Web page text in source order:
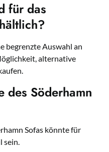
für das
begrenzte Auswahl an
alternative
des Söderhamn
Sofas könnte für
sein.